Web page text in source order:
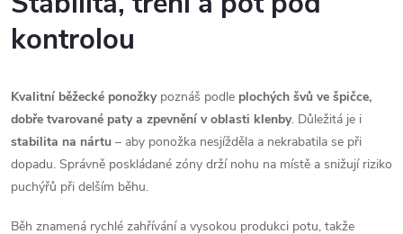
v
k
y
v
ý
p
kontrolou
Kvalitní běžecké ponožkypoznáš podle plochých švů ve špičce,
dobře tvarované paty a zpevnění v oblasti klenby. Důležitá je i
stabilita na nártu – aby ponožka nesjížděla a nekrabatila se při
dopadu. Správně poskládané zóny drží nohu na místě a snižují riziko
puchýřů při delším běhu.
Běh znamená rychlé zahřívání a vysokou produkci potu, takže